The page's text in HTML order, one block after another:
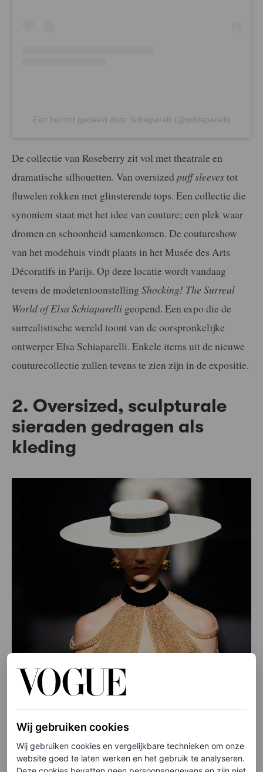
Een bericht gedeeld door Schiaparelli (@schiaparelli)
De collectie van Roseberry zit vol met theatrale en
dramatische silhouetten. Van oversized puff sleevestot
fluwelen rokken met glinsterende tops. Een collectie die
synoniem staat met het idee van couture; een plek waar
dromen en schoonheid samenkomen. De coutureshow
van het modehuis vindt plaats in het Musée des Arts
Décoratifs in Parijs. Op deze locatie wordt vandaag
tevens de modetentoonstelling Shocking! The Surreal
World of Elsa Schiaparelli geopend. Een expo die de
surrealistische wereld toont van de oorspronkelijke
ontwerper Elsa Schiaparelli. Enkele items uit de nieuwe
couturecollectie zullen tevens te zien zijn in de expositie.
2. Oversized, sculpturale
sieraden gedragen als
kleding
Wij gebruiken cookies
Wij gebruiken cookies en vergelijkbare technieken om onze
website goed te laten werken en het gebruik te analyseren.